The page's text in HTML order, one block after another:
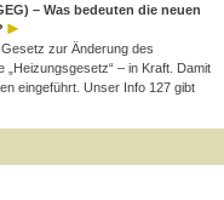
– Was bedeuten die neuen
zur Änderung des
– in Kraft. Damit
eingeführt. Unser Info 127 gibt